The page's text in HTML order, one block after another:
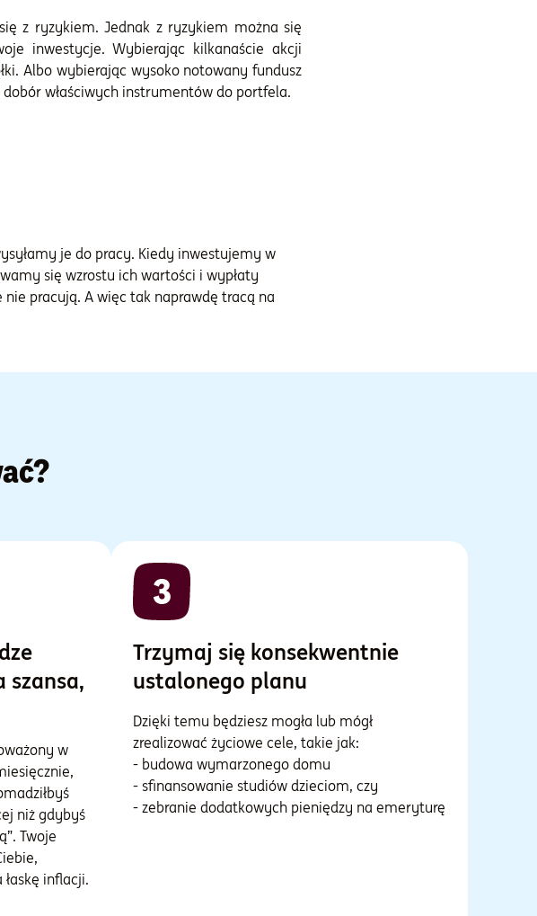
z ryzykiem. Jednak z ryzykiem można się
inwestycje. Wybierając kilkanaście akcji
Albo wybierając wysoko notowany fundusz
właściwych instrumentów do portfela.
je do pracy. Kiedy inwestujemy w
się wzrostu ich wartości i wypłaty
pracują. A więc tak naprawdę tracą na
szansa,
w
niż gdybyś
Twoje
inflacji.
Trzymaj się konsekwentnie
ustalonego planu
Dzięki temu będziesz mogła lub mógł
zrealizować życiowe cele, takie jak:
- budowa wymarzonego domu
- sfinansowanie studiów dzieciom, czy
- zebranie dodatkowych pieniędzy na emeryturę